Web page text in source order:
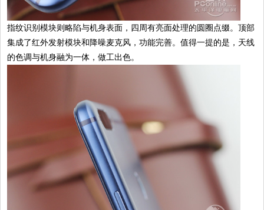
指纹识别模块则略陷与机身表面，四周有亮面处理的圆圈点缀。顶部
集成了红外发射模块和降噪麦克风，功能完善。值得一提的是，天线
的色调与机身融为一体，做工出色。